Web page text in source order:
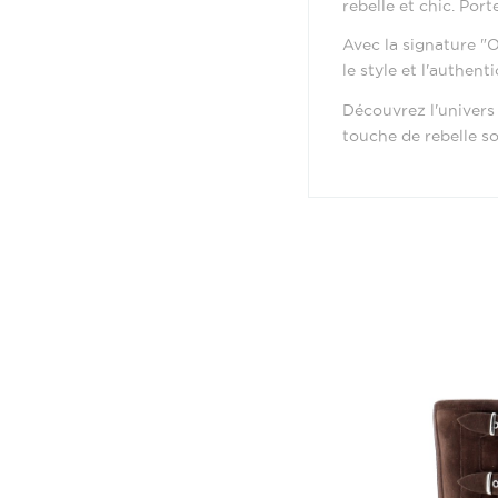
rebelle et chic.
Avec la signature
le style et
Découvrez
touche de rebelle
Tour de la tige :